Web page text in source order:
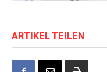
ARTIKEL TEILEN